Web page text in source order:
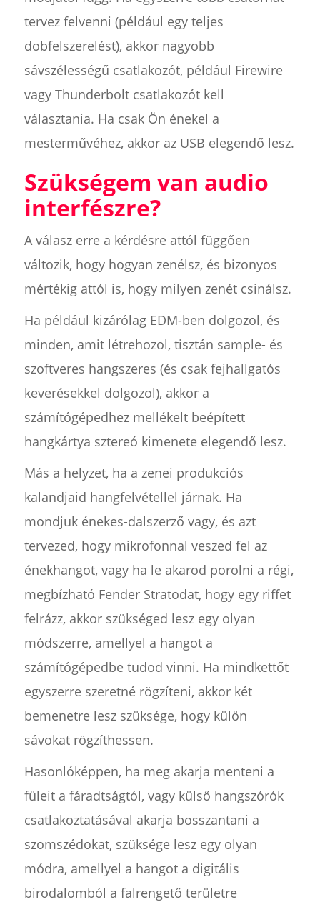
tervez felvenni (például egy teljes
dobfelszerelést), akkor nagyobb
sávszélességű csatlakozót, például Firewire
vagy Thunderbolt csatlakozót kell
választania. Ha csak Ön énekel a
mesterművéhez, akkor az USB elegendő lesz.
Szükségem van audio
interfészre?
A válasz erre a kérdésre attól függően
változik, hogy hogyan zenélsz, és bizonyos
mértékig attól is, hogy milyen zenét csinálsz.
Ha például kizárólag EDM-ben dolgozol, és
minden, amit létrehozol, tisztán sample- és
szoftveres hangszeres (és csak fejhallgatós
keverésekkel dolgozol), akkor a
számítógépedhez mellékelt beépített
hangkártya sztereó kimenete elegendő lesz.
Más a helyzet, ha a zenei produkciós
kalandjaid hangfelvétellel járnak. Ha
mondjuk énekes-dalszerző vagy, és azt
tervezed, hogy mikrofonnal veszed fel az
énekhangot, vagy ha le akarod porolni a régi,
megbízható Fender Stratodat, hogy egy riffet
felrázz, akkor szükséged lesz egy olyan
módszerre, amellyel a hangot a
számítógépedbe tudod vinni. Ha mindkettőt
egyszerre szeretné rögzíteni, akkor két
bemenetre lesz szüksége, hogy külön
sávokat rögzíthessen.
Hasonlóképpen, ha meg akarja menteni a
füleit a fáradtságtól, vagy külső hangszórók
csatlakoztatásával akarja bosszantani a
szomszédokat, szüksége lesz egy olyan
módra, amellyel a hangot a digitális
birodalomból a falrengető területre